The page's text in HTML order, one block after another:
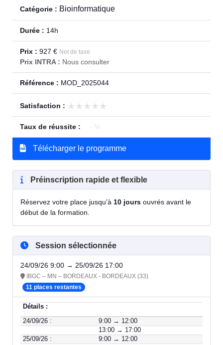
Catégorie : Bioinformatique
Durée : 14h
Prix : 927 € Net de taxe
Prix INTRA : Nous consulter
Référence : MOD_2025044
Satisfaction : ★★★★★
★★★★★
Taux de réussite : - %
Télécharger le programme
Préinscription rapide et flexible
Réservez votre place jusqu'à 10 jours ouvrés avant le
début de la formation.
Session sélectionnée
24/09/26 9:00 → 25/09/26 17:00
IBGC – MN – BORDEAUX - BORDEAUX (33)
11 places restantes
Détails :
24/09/26 :
9:00 → 12:00
13:00 → 17:00
25/09/26 :
9:00 → 12:00